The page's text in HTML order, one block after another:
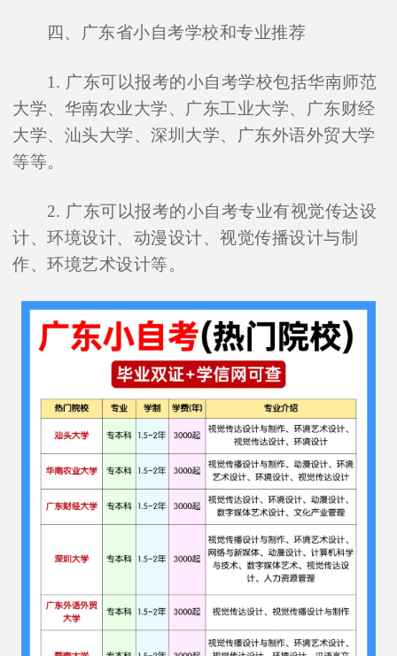
四、广东省小自考学校和专业推荐
1. 广东可以报考的小自考学校包括华南师范
大学、华南农业大学、广东工业大学、广东财经
大学、汕头大学、深圳大学、广东外语外贸大学
等等。
2. 广东可以报考的小自考专业有视觉传达设
计、环境设计、动漫设计、视觉传播设计与制
作、环境艺术设计等。